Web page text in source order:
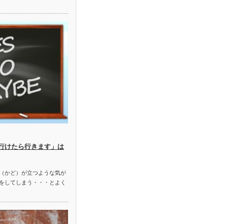
けたら行きます」は
かど）が立つような気が
してしまう・・・とよく